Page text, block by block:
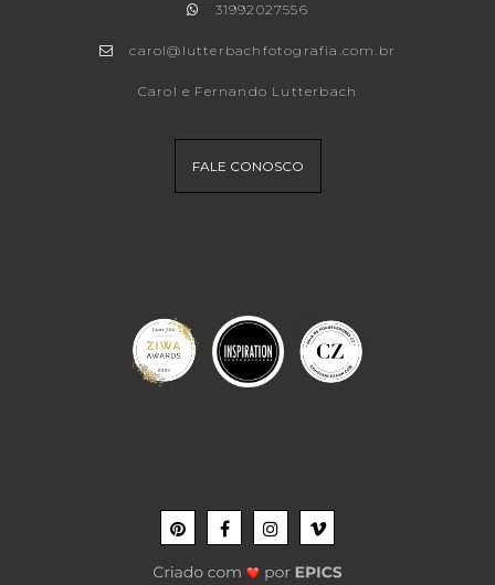
31992027556
carol@lutterbachfotografia.com.br
Carol e Fernando Lutterbach
FALE CONOSCO